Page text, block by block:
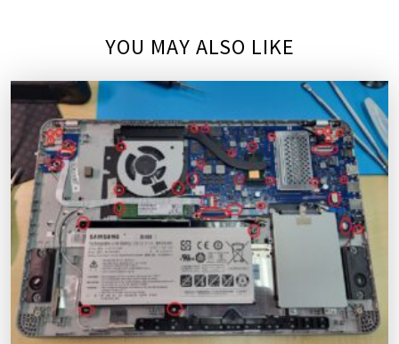
YOU MAY ALSO LIKE